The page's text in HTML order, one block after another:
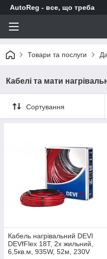
AutoReg - все, що треба
Товари та послуги
Кабелі та мати
Сортування
Кабель нагрівальний DEVI
DEVfFlex 18Т, 2х жильний,
6,5кв.м, 935W, 52м, 230V